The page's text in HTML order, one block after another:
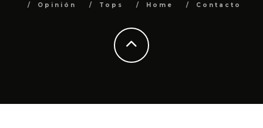
Opinión
Tops Home Contacto